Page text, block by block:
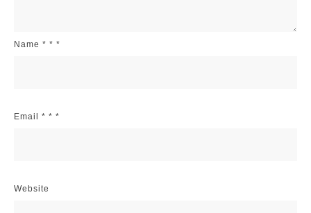
Name * * *
Email * * *
Website